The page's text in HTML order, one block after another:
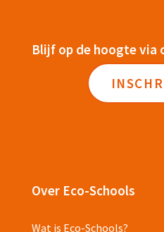
Blijf op de hoogte via
Over Eco-Schools
Wat is Eco-Schools?